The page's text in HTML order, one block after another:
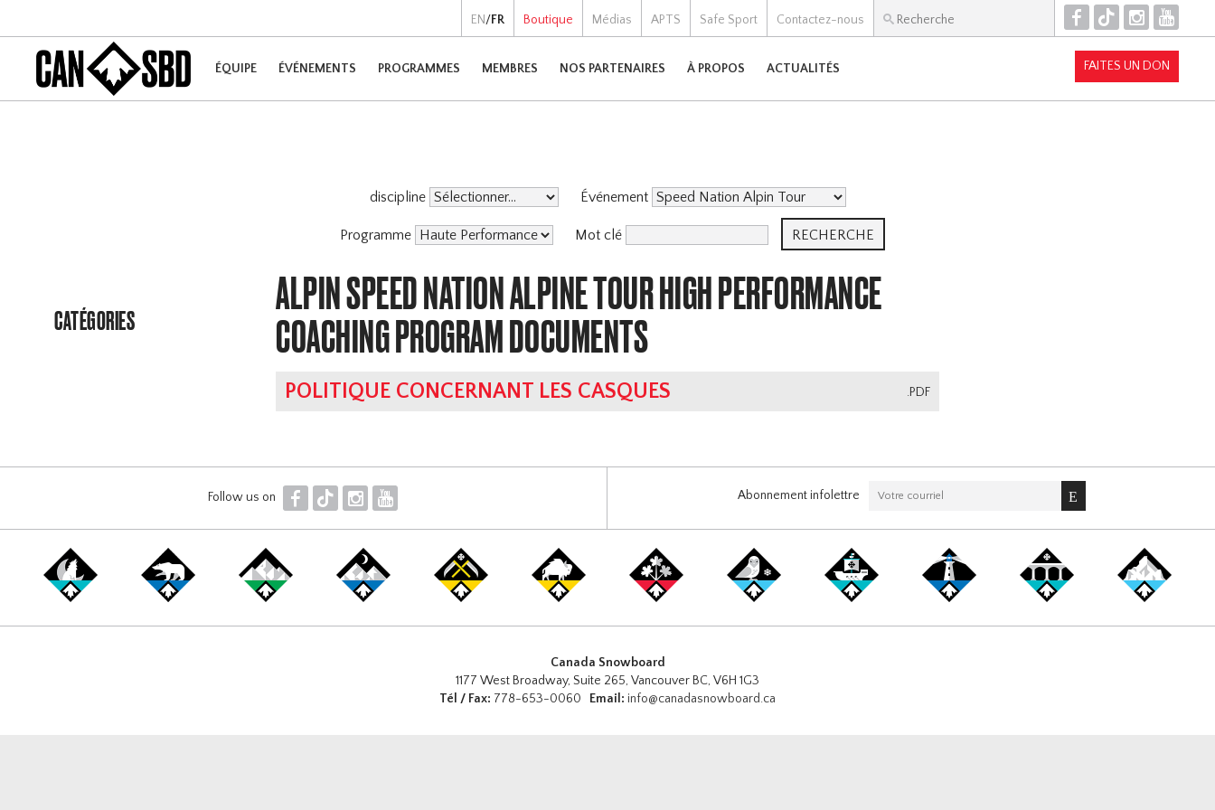
EN/FR Boutique Médias APTS Safe Sport Contactez-nous F T I Y
ÉQUIPE ÉVÉNEMENTS PROGRAMMES MEMBRES NOS PARTENAIRES À PROPOS ACTUALITÉS FAITES UN DON
CATÉGORIES
discipline Événement
Programme Mot clé
ALPIN SPEED NATION ALPINE TOUR HIGH PERFORMANCE
COACHING PROGRAM DOCUMENTS
.PDF
POLITIQUE CONCERNANT LES CASQUES
Follow us on F T I Y Abonnement infolettre
Canada Snowboard
1177 West Broadway, Suite 265, Vancouver BC, V6H 1G3
Tél / Fax: 778-653-0060 Email: info@canadasnowboard.ca